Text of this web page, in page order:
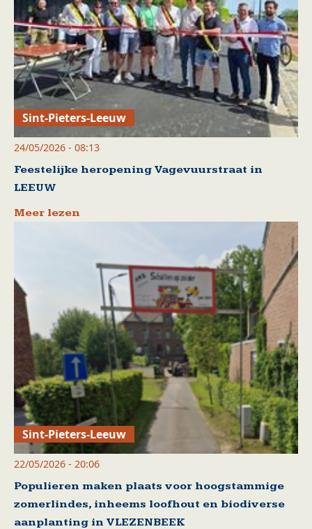
Sint-Pieters-Leeuw
24/05/2026 - 08:13
Feestelijke heropening Vagevuurstraat in
LEEUW
Meer lezen
Sint-Pieters-Leeuw
22/05/2026 - 20:06
Populieren maken plaats voor hoogstammige
zomerlindes, inheems loofhout en biodiverse
aanplanting in VLEZENBEEK